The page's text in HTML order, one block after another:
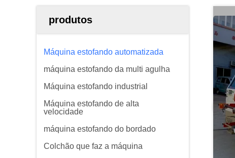
produtos
Máquina estofando automatizada
máquina estofando da multi agulha
Máquina estofando industrial
Máquina estofando de alta
velocidade
máquina estofando do bordado
Colchão que faz a máquina